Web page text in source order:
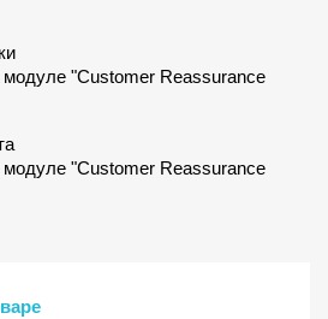
модуле "Customer Reassurance
модуле "Customer Reassurance